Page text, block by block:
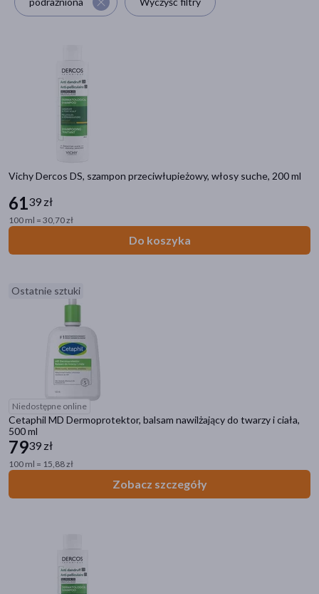
Vichy Dercos DS, szampon przeciwłupieżowy, włosy suche, 200 ml
6139 zł
100 ml = 30,70 zł
Do koszyka
Ostatnie sztuki
Niedostępne online
Cetaphil MD Dermoprotektor, balsam nawilżający do twarzy i ciała,
500 ml
7939 zł
100 ml = 15,88 zł
Zobacz szczegóły